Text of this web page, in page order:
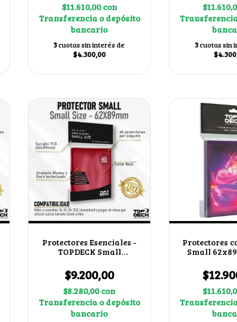
$11.610,00con
Transferencia o depósito
bancario
3cuotas sin interés de
$4.300,00
3cuotas sin
Protectores Esenciales -
TOPDECK Small
$9.200,00
$8.280,00con
Transferencia o depósito
bancario
Protectores
Small